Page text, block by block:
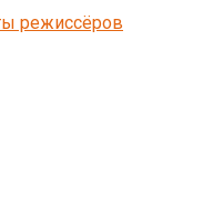
режиссёров